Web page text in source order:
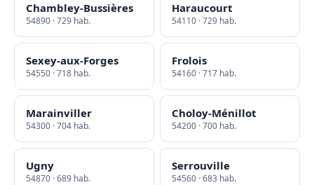
Chambley-Bussières
54890 · 729 hab.
Haraucourt
54110 · 729 hab.
Sexey-aux-Forges
54550 · 718 hab.
Frolois
54160 · 717 hab.
Marainviller
54300 · 704 hab.
Choloy-Ménillot
54200 · 700 hab.
Ugny
54870 · 689 hab.
Serrouville
54560 · 683 hab.